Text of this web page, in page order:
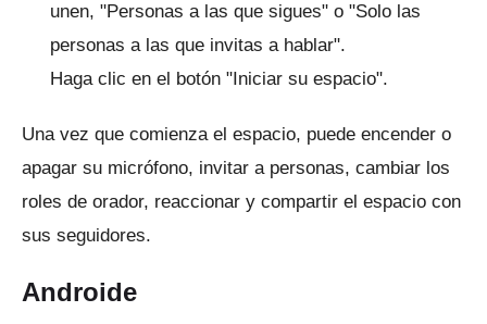
unen, "Personas a las que sigues" o "Solo las
personas a las que invitas a hablar".
Haga clic en el botón "Iniciar su espacio".
Una vez que comienza el espacio, puede encender o
apagar su micrófono, invitar a personas, cambiar los
roles de orador, reaccionar y compartir el espacio con
sus seguidores.
Androide